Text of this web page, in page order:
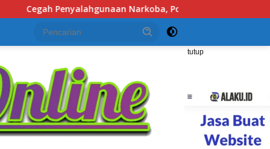
Banjarbaru Utara Laksanakan Tes Urine Mendadak
tutup